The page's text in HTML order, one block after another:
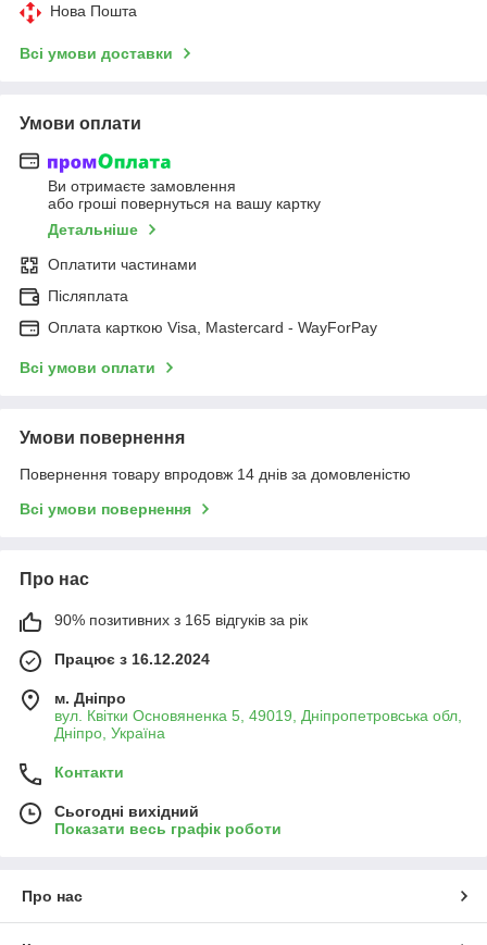
Нова Пошта
Всі умови доставки
Умови оплати
Ви отримаєте замовлення
або гроші повернуться на вашу картку
Детальніше
Оплатити частинами
Післяплата
Оплата карткою Visa, Mastercard - WayForPay
Всі умови оплати
Умови повернення
Повернення товару впродовж 14 днів за домовленістю
Всі умови повернення
Про нас
90% позитивних з 165 відгуків за рік
Працює з 16.12.2024
м. Дніпро
вул. Квітки Основяненка 5, 49019, Дніпропетровська обл,
Дніпро, Україна
Контакти
Сьогодні вихідний
Показати весь графік роботи
Про нас